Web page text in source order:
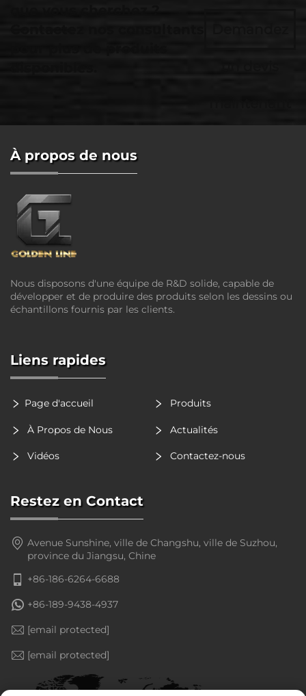
À propos de nous
Nous disposons d'une équipe de R&D solide, capable de
développer et de produire des produits selon les dessins ou
échantillons fournis par les clients.
Liens rapides
Page d'accueil Produits
À Propos de Nous Actualités
Vidéos Contactez-nous
Restez en Contact
Avenue Sunshine, ville de Changshu, ville de Suzhou,
province du Jiangsu, Chine
+86-186-6264-6688
+86-189-9438-4937
[email protected]
[email protected]